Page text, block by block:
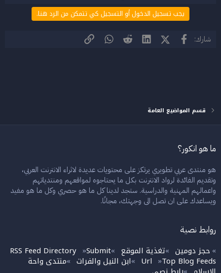
يجب تسجيل الدخول أو التسجيل كي تتمكن من الرد هنا.
شارك: فيسبوك X (Twitter)
LinkedIn
Reddit
WhatsApp
الرابط
قسم المواضيع العامة
ما هو انكور؟
هو منتدى عربي تطويري يرتكز على محتويات عديدة لاثراء الانترنت العربي،
وتقديم الفائدة لرواد الانترنت بكل ما يحتاجوه لمواقعهم ومنتدياتهم
واعمالهم المهنية والدراسية. ستجد لدينا كل ما هو حصري وكل ما هو مفيد
ويساعدك على ان تصل الى وجهتك، مجانًا.
روابط نصية
» حجز دومين »تغذية الموقع »
RSS Feed Directory »Submit
Url »Top Blog Feeds
»ابن النيل والفرات »منتدى واحة